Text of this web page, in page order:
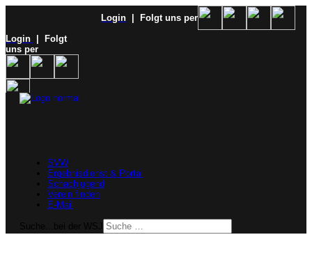
Login
| Folgt uns per
Login
| Folgt
uns per
SVW
Ergebnisdienst & Portal
Schachjugend
Verein finden
E-Mail